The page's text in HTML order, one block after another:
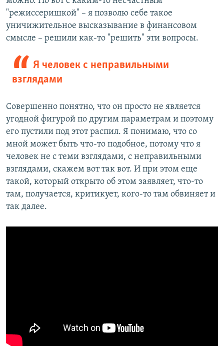
"режиссеришкой" – я позволю себе такое
уничижительное высказывание в финансовом
смысле – решили как-то "решить" эти вопросы.
Я человек с неправильными
взглядами
Совершенно понятно, что он просто не является
угодной фигурой по другим параметрам и поэтому
его пустили под этот распил. Я понимаю, что со
мной может быть что-то подобное, потому что я
человек не с теми взглядами, с неправильными
взглядами, скажем вот так вот. И при этом еще
такой, который открыто об этом заявляет, что-то
там, получается, критикует, кого-то там обвиняет и
так далее.